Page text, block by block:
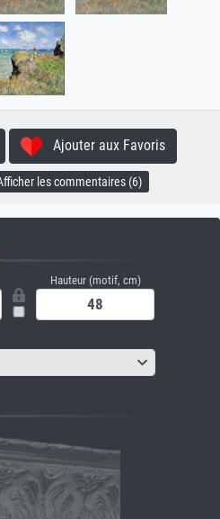
Ajouter aux Favoris
les commentaires (6)
Hauteur (motif, cm)